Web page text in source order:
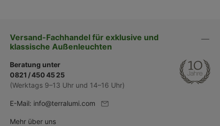
Versand-Fachhandel für exklusive und
klassische Außenleuchten
Beratung unter
0821 / 450 45 25
(Werktags 9–13 Uhr und 14–16 Uhr)
E-Mail: info@terralumi.com
Mehr über uns